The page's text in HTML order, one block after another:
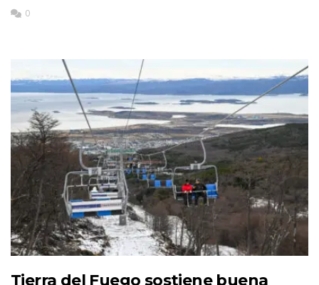
0
Tierra del Fuego sostiene buena